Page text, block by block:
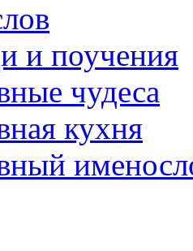
и поучения
чудеса
кухня